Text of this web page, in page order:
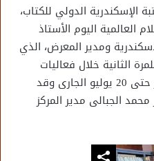
الدولي للكتاب،
اليوم الأستاذ
ومدير المعرض، الذي
الثانية خلال فعاليات
المعرض التى بدأت أمس وتستمر حتى 20 يوليو الجارى وقد
محمد الجبالى مدير المركز